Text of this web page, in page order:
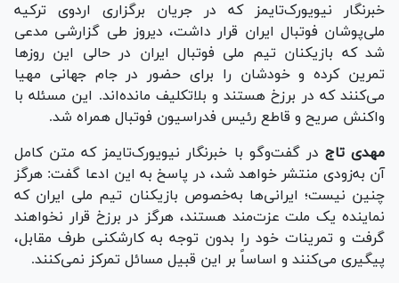
خبرنگار نیویورک‌تایمز که در جریان برگزاری اردوی ترکیه
ملی‌پوشان فوتبال ایران قرار داشت، دیروز طی گزارشی مدعی
شد که بازیکنان تیم ملی فوتبال ایران در حالی این روز‌ها
تمرین کرده و خودشان را برای حضور در جام جهانی مهیا
می‌کنند که در برزخ هستند و بلاتکلیف مانده‌اند. این مسئله با
واکنش صریح و قاطع رئیس فدراسیون فوتبال همراه شد.
مهدی تاج در گفت‌و‌گو با خبرنگار نیویورک‌تایمز که متن کامل
آن به‌زودی منتشر خواهد شد، در پاسخ به این ادعا گفت: هرگز
چنین نیست؛ ایرانی‌ها به‌خصوص بازیکنان تیم ملی ایران که
نماینده یک ملت عزت‌مند هستند، هرگز در برزخ قرار نخواهند
گرفت و تمرینات خود را بدون توجه به کارشکنی طرف مقابل،
پیگیری می‌کنند و اساساً بر این قبیل مسائل تمرکز نمی‌کنند.